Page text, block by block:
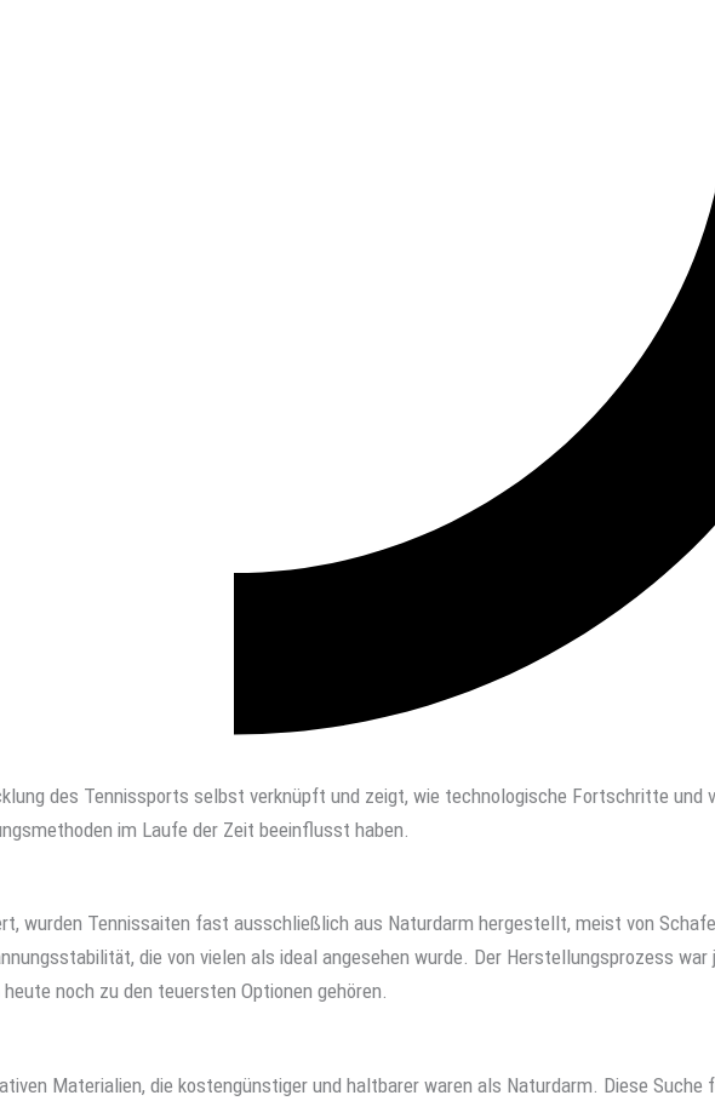
des Tennissports selbst verknüpft und zeigt, wie technologische Fortschritte und
im Laufe der Zeit beeinflusst haben.
wurden Tennissaiten fast ausschließlich aus Naturdarm hergestellt, meist von
die von vielen als ideal angesehen wurde. Der Herstellungsprozess war
noch zu den teuersten Optionen gehören.
Materialien, die kostengünstiger und haltbarer waren als Naturdarm. Diese Suche